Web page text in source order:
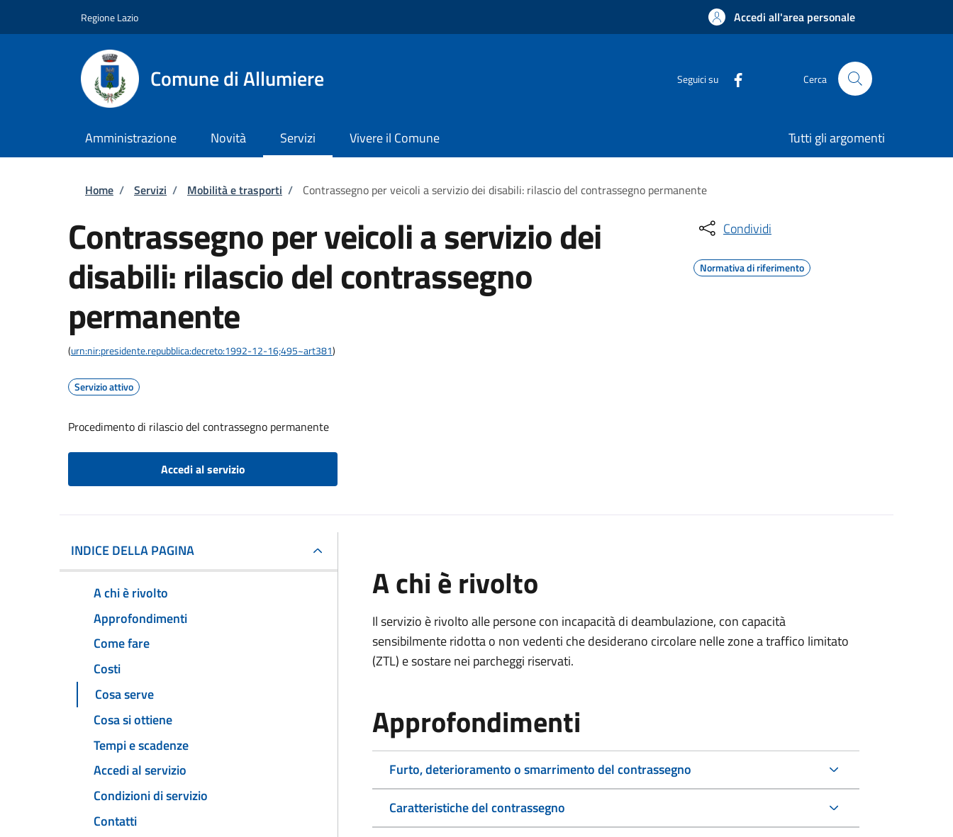
Regione Lazio Accedi all'area personale
Comune di Allumiere Seguici su Cerca
Amministrazione Novità Servizi Vivere il Comune Tutti gli argomenti
Briciole di pane
Home / Servizi / Mobilità e trasporti / Contrassegno per veicoli a servizio dei disabili: rilascio del contrassegno permanente
Contrassegno per veicoli a servizio dei
disabili: rilascio del contrassegno
permanente
(urn:nir:presidente.repubblica:decreto:1992-12-16;495~art381)
Servizio attivo
Procedimento di rilascio del contrassegno permanente
Accedi al servizio
Condividi
Normativa di riferimento
INDICE DELLA PAGINA
A chi è rivolto
Approfondimenti
Come fare
Costi
Cosa serve
Cosa si ottiene
Tempi e scadenze
Accedi al servizio
Condizioni di servizio
Contatti
A chi è rivolto
Il servizio è rivolto alle persone con incapacità di deambulazione, con capacità
sensibilmente ridotta o non vedenti che desiderano circolare nelle zone a traffico limitato
(ZTL) e sostare nei parcheggi riservati.
Approfondimenti
Furto, deterioramento o smarrimento del contrassegno
Caratteristiche del contrassegno